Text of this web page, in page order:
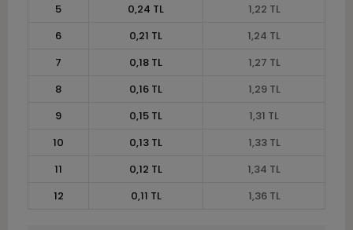
5
0,24 TL
1,22 TL
6
0,21 TL
1,24 TL
7
0,18 TL
1,27 TL
8
0,16 TL
1,29 TL
9
0,15 TL
1,31 TL
10
0,13 TL
1,33 TL
11
0,12 TL
1,34 TL
12
0,11 TL 1,36 TL